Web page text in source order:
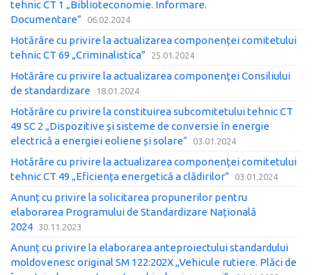
tehnic CT 1 „Biblioteconomie. Informare.
Documentare”
06.02.2024
Hotărâre cu privire la actualizarea componenței comitetului
tehnic CT 69 „Criminalistica”
25.01.2024
Hotărâre cu privire la actualizarea componenței Consiliului
de standardizare
18.01.2024
Hotărâre cu privire la constituirea subcomitetului tehnic CT
49 SC 2 „Dispozitive și sisteme de conversie în energie
electrică a energiei eoliene și solare”
03.01.2024
Hotărâre cu privire la actualizarea componenței comitetului
tehnic CT 49 „Eficiența energetică a clădirilor”
03.01.2024
Anunț cu privire la solicitarea propunerilor pentru
elaborarea Programului de Standardizare Națională
2024
30.11.2023
Anunț cu privire la elaborarea anteproiectului standardului
moldovenesc original SM 122:202X ,,Vehicule rutiere. Plăci de